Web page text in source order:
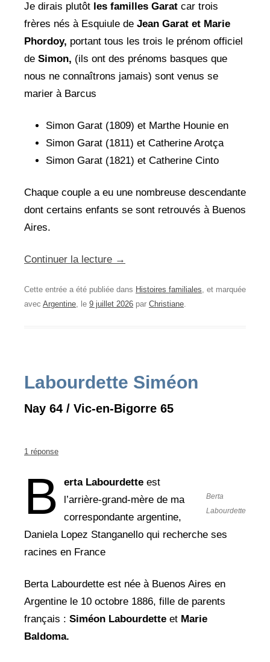
Je dirais plutôt les familles Garat car trois
frères nés à Esquiule de Jean Garat et Marie
Phordoy, portant tous les trois le prénom officiel
de Simon, (ils ont des prénoms basques que
nous ne connaîtrons jamais) sont venus se
marier à Barcus
Simon Garat (1809) et Marthe Hounie en
Simon Garat (1811) et Catherine Arotça
Simon Garat (1821) et Catherine Cinto
Chaque couple a eu une nombreuse descendante
dont certains enfants se sont retrouvés à Buenos
Aires.
Continuer la lecture →
Cette entrée a été publiée dans Histoires familiales, et marquée
avec Argentine, le 9 juillet 2026 par Christiane.
Labourdette Siméon
Nay 64 / Vic-en-Bigorre 65
1 réponse
Berta
Labourdette
B erta Labourdette est
l’arrière-grand-mère de ma
correspondante argentine,
Daniela Lopez Stanganello qui recherche ses
racines en France
Berta Labourdette est née à Buenos Aires en
Argentine le 10 octobre 1886, fille de parents
français : Siméon Labourdette et Marie
Baldoma.